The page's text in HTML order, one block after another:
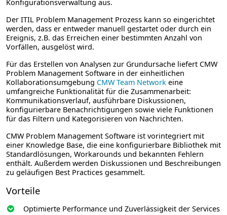
Konfigurationsverwaltung aus.
Der ITIL Problem Management Prozess kann so eingerichtet
werden, dass er entweder manuell gestartet oder durch ein
Ereignis, z.B. das Erreichen einer bestimmten Anzahl von
Vorfällen, ausgelöst wird.
Für das Erstellen von Analysen zur Grundursache liefert CMW
Problem Management Software in der einheitlichen
Kollaborationsumgebung CMW Team Network eine
umfangreiche Funktionalität für die Zusammenarbeit:
Kommunikationsverlauf, ausführbare Diskussionen,
konfigurierbare Benachrichtigungen sowie viele Funktionen
für das Filtern und Kategorisieren von Nachrichten.
CMW Problem Management Software ist vorintegriert mit
einer Knowledge Base, die eine konfigurierbare Bibliothek mit
Standardlösungen, Workarounds und bekannten Fehlern
enthält. Außerdem werden Diskussionen und Beschreibungen
zu geläufigen Best Practices gesammelt.
Vorteile
Optimierte Performance und Zuverlässigkeit der Services